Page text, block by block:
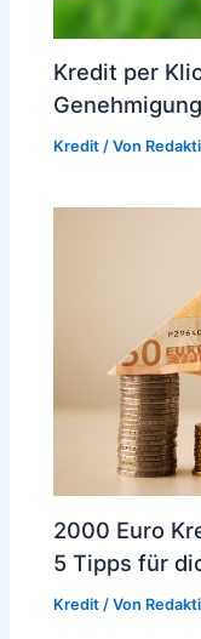
Kredit per
Kredit / Von
2000 Euro
5 Tipps für
Kredit / Von